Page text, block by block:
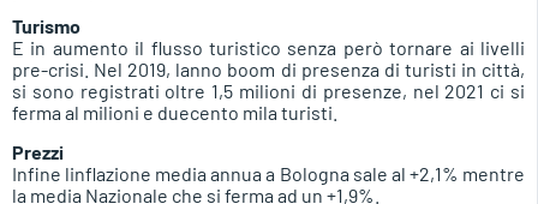
Turismo
E in aumento il flusso turistico senza però tornare ai livelli
pre-crisi. Nel 2019, lanno boom di presenza di turisti in città,
si sono registrati oltre 1,5 milioni di presenze, nel 2021 ci si
ferma al milioni e duecento mila turisti.
Prezzi
Infine linflazione media annua a Bologna sale al +2,1% mentre
la media Nazionale che si ferma ad un +1,9%.